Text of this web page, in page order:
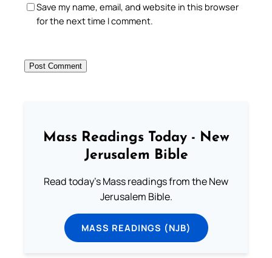
Save my name, email, and website in this browser
for the next time I comment.
Mass Readings Today - New
Jerusalem Bible
Read today's Mass readings from the New
Jerusalem Bible.
MASS READINGS (NJB)